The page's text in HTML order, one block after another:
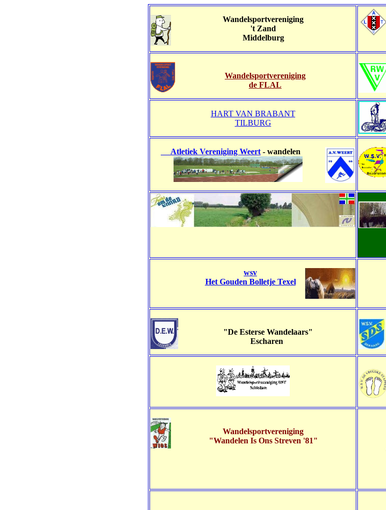
Wandelsportvereniging
't Zand
Middelburg
Wandelsportvereniging
de FLAL
HART VAN BRABANT
TILBURG
Atletiek Vereniging Weert - wandelen
wsv
Het Gouden BolletjeTexel
"De Esterse Wandelaars"
Escharen
Wandelsportvereniging
"Wandelen Is Ons Streven '81"